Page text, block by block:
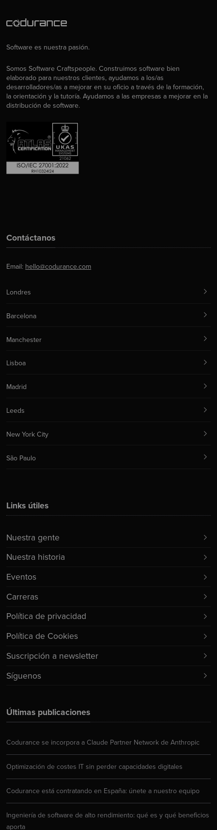
Software es nuestra pasión.
Somos Software Craftspeople. Construimos software bien
elaborado para nuestros clientes, ayudamos a los/as
desarrolladores/as a mejorar en su oficio a través de la formación,
la orientación y la tutoría. Ayudamos a las empresas a mejorar en la
distribución de software.
Últimas publicaciones
Codurance se incorpora a Claude Partner Network de Anthropic
Optimización de costes IT sin perder capacidades digitales
Codurance está contratando en España: únete a nuestro equipo
Ingeniería de software de alto rendimiento: qué es y qué beneficios
aporta
Links útiles
Nuestra gente
Nuestra historia
Eventos
Carreras
Política de privacidad
Política de Cookies
Suscripción a newsletter
Síguenos
Contáctanos
Email: hello@codurance.com
Londres
Barcelona
Manchester
Lisboa
Madrid
Leeds
New York City
São Paulo